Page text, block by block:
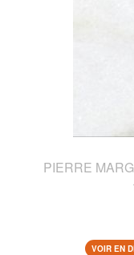
PIERRE
VOIR EN